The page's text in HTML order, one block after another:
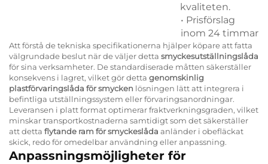
kvaliteten.
• Prisförslag
inom 24 timmar
Att förstå de tekniska specifikationerna hjälper köpare att fatta
välgrundade beslut när de väljer detta smyckesutställningslåda
för sina verksamheter. De standardiserade måtten säkerställer
konsekvens i lagret, vilket gör detta genomskinlig
plastförvaringslåda för smycken lösningen lätt att integrera i
befintliga utställningssystem eller förvaringsanordningar.
Leveransen i platt format optimerar fraktverkningsgraden, vilket
minskar transportkostnaderna samtidigt som det säkerställer
att detta flytande ram för smyckeslåda anländer i obefläckat
skick, redo för omedelbar användning eller anpassning.
Anpassningsmöjligheter för